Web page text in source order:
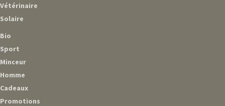
Vétérinaire
Solaire
Bio
Sport
Minceur
Homme
Cadeaux
Promotions